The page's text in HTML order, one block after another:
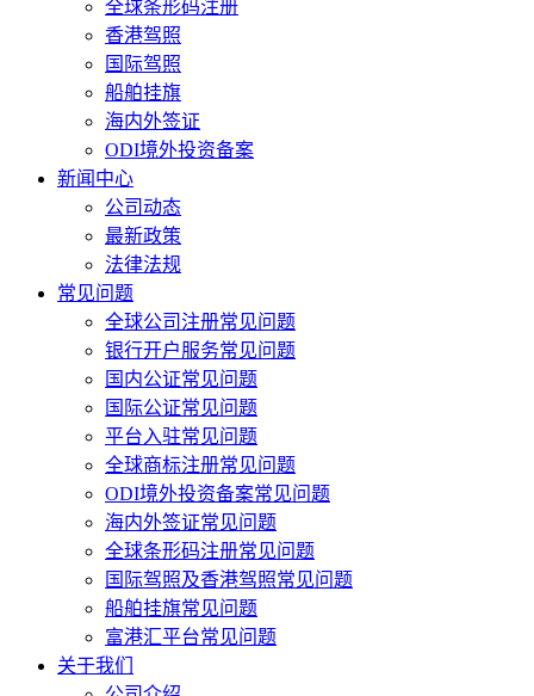
全球条形码注册
香港驾照
国际驾照
船舶挂旗
海内外签证
ODI境外投资备案
新闻中心
公司动态
最新政策
法律法规
常见问题
全球公司注册常见问题
银行开户服务常见问题
国内公证常见问题
国际公证常见问题
平台入驻常见问题
全球商标注册常见问题
ODI境外投资备案常见问题
海内外签证常见问题
全球条形码注册常见问题
国际驾照及香港驾照常见问题
船舶挂旗常见问题
富港汇平台常见问题
关于我们